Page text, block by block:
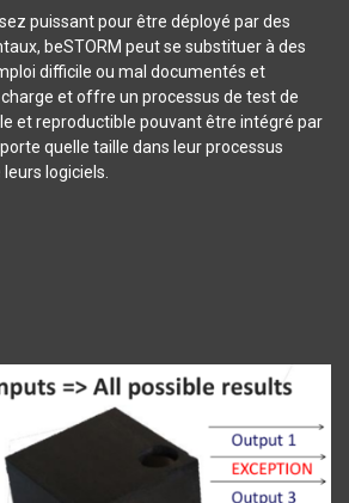
puissant pour être déployé par des
beSTORM peut se substituer à des
difficile ou mal documentés et
et offre un processus de test de
et reproductible pouvant être intégré par
quelle taille dans leur processus
logiciels.